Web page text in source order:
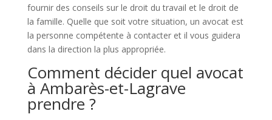
fournir des conseils sur le droit du travail et le droit de
la famille. Quelle que soit votre situation, un avocat est
la personne compétente à contacter et il vous guidera
dans la direction la plus appropriée.
Comment décider quel avocat
à Ambarès-et-Lagrave
prendre ?